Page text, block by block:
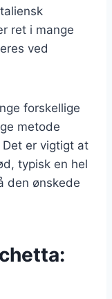
ret i mange
ved
forskellige
metode
er vigtigt at
typisk en hel
den ønskede